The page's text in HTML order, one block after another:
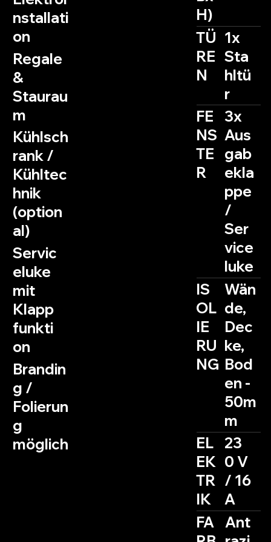
nstallati
on
Regale
&
Staurau
m
Kühlsch
rank /
Kühltec
hnik
(option
al)
Servic
eluke
mit
Klapp
funkti
on
Brandin
g /
Folierun
g
möglich
H)
TÜ
RE
N
1x
Sta
hltü
r
FE
NS
TE
R
3x
Aus
gab
ekla
ppe
/
Ser
vice
luke
IS
OL
IE
RU
NG
Wän
de,
Dec
ke,
Bod
en -
50m
m
EL
EK
TR
IK
23
0 V
/ 16
A
FA
Ant